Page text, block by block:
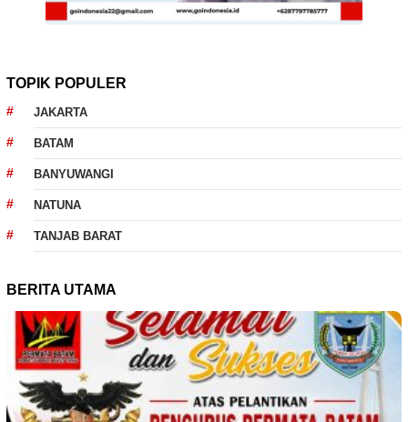
TOPIK POPULER
JAKARTA
BATAM
BANYUWANGI
NATUNA
TANJAB BARAT
BERITA UTAMA